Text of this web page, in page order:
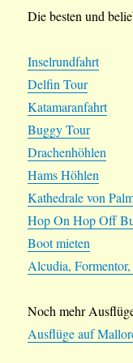
Die besten und
Inselrundfahrt
Delfin Tour
Katamaranfahrt
Buggy Tour
Drachenhöhlen
Hams Höhlen
Kathedrale von
Hop On Hop Off
Boot mieten
Alcudia,
Noch mehr
Ausflüge auf